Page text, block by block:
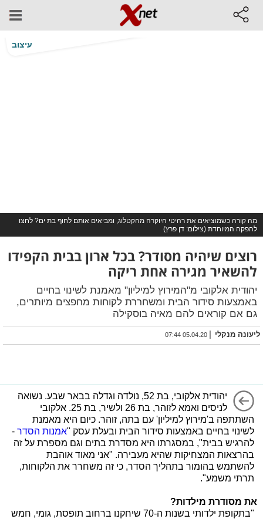
עיצוב
מה קורה כשמוציאים את רהיטי היוקרה מהקטלוג, ומביאים אותם לחוף בת ים? לחצו
להפקה המיוחדת (צילום: דן פרץ)
רוצים שיהיה מסודר? בכל ארון בבית הקפידו
להשאיר מגירה אחת ריקה
יהודית אלקובי מ"המירוץ למיליון" מאמנת לשינוי בחיים
באמצעות סידור הבית ומשחררת לקוחות מחפצים מיותרים,
גם אם קוראים להם מאיה בוסקילה
ליעונה מנקלי |
05.04.20 07:44
יהודית אלקובי, בת 52, נולדה וגדלה בבאר שבע. נשואה
לניסים ואמא לזוהר, בת 26 ולשיר, בת 25. אלקובי
השתתפה ב'מירוץ למיליון' עם בתה, זוהר. כיום היא מאמנת
לשינוי בחיים באמצעות סידור הבית ובעלת עסק "אמנות הסדר -
להרגיש בבית", במסגרתו היא מסדרת בתים וגם מספרת על זה
בהרצאות המצחיקות שהיא מעבירה. "אני מאוד אוהבת
להשתמש בהומור בתהליך הסדר, כי זה משחרר את הלקוחות,
תרתי משמע".
את מסודרת מילדות?
"בתקופת ילדותי בשנות ה-70 שיחקנו ברחוב תופסת, גומי, חמש